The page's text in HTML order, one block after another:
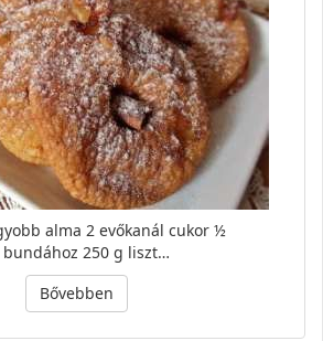
alma 2 evőkanál cukor ½
bundához 250 g liszt…
Bővebben